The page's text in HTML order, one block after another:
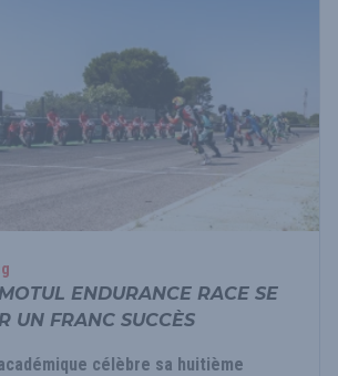
ENDURANCE RACE SE
UN FRANC SUCCÈS
célèbre sa huitième